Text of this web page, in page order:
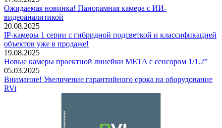
Ожидаемая новинка! Панорамная камера с ИИ-
видеоаналитикой
20.08.2025
IP-камеры 1 серии с гибридной подсветкой и классификацией
объектов уже в продаже!
19.08.2025
Новые камеры проектной линейки META с сенсором 1/1.2”
05.03.2025
Внимание! Увеличение гарантийного срока на оборудование
RVi